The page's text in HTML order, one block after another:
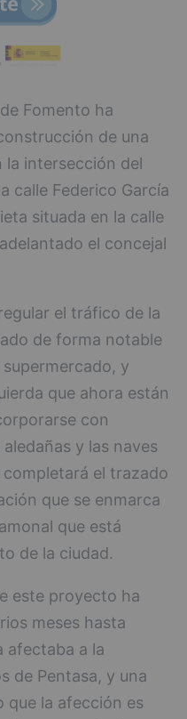
Fomento ha
de una
la intersección del
calle Federico García
situada en la calle
el concejal
el tráfico de la
de forma notable
y
que ahora están
con
y las naves
el trazado
que se enmarca
que está
de la ciudad.
este proyecto ha
meses hasta
afectaba a la
de Pentasa, y una
que la afección es